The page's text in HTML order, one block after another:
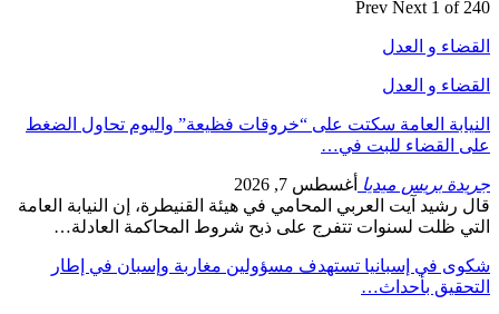
Prev Next 1 of 240
القضاء و العدل
القضاء و العدل
النيابة العامة سكتت على “خروقات فظيعة” واليوم تحاول الضغط
على القضاء للبت في…
جريدة بريس ميديا أغسطس 7, 2026
قال رشيد آيت العربي المحامي في هيئة القنيطرة، إن النيابة العامة
التي ظلت لسنوات تتفرج على ذبح شروط المحاكمة العادلة…
شكوى في إسبانيا تستهدف مسؤولين مغاربة وإسبان في إطار
التحقيق بأحداث…